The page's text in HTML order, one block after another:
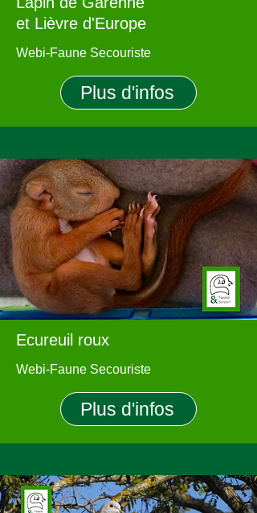
et Lièvre d'Europe
Webi-Faune Secouriste
Plus d'infos
Ecureuil roux
Webi-Faune Secouriste
Plus d'infos